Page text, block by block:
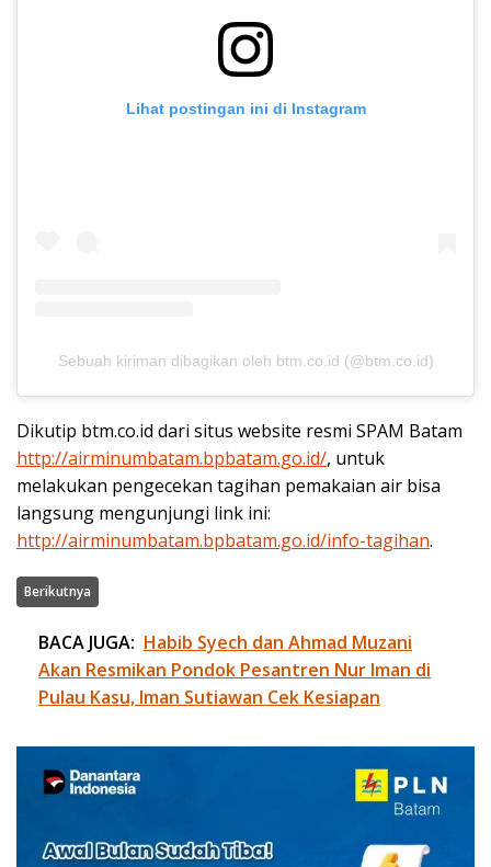
Lihat postingan ini di Instagram
Sebuah kiriman dibagikan oleh btm.co.id (@btm.co.id)
Dikutip btm.co.id dari situs website resmi SPAM Batam
http://airminumbatam.bpbatam.go.id/, untuk
melakukan pengecekan tagihan pemakaian air bisa
langsung mengunjungi link ini:
http://airminumbatam.bpbatam.go.id/info-tagihan.
Berikutnya
BACA JUGA: Habib Syech dan Ahmad Muzani
Akan Resmikan Pondok Pesantren Nur Iman di
Pulau Kasu, Iman Sutiawan Cek Kesiapan